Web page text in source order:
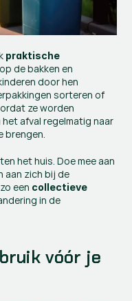
praktische
de bakken en
door hen
sorteren of
ze worden
afval regelmatig naar
het huis. Doe mee aan
aan zich bij de
een collectieve
in de
vóór je